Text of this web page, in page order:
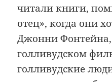
читали книги,
отец», когда они
Джонни
голливудском
голливудские